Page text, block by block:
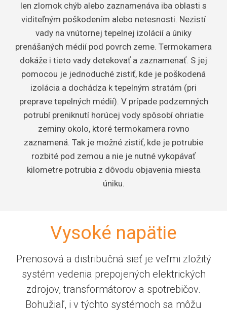
len zlomok chýb alebo zaznamenáva iba oblasti s
viditeľným poškodením alebo netesnosti. Nezistí
vady na vnútornej tepelnej izolácií a úniky
prenášaných médií pod povrch zeme. Termokamera
dokáže i tieto vady detekovať a zaznamenať. S jej
pomocou je jednoduché zistiť, kde je poškodená
izolácia a dochádza k tepelným stratám (pri
preprave tepelných médií). V prípade podzemných
potrubí preniknutí horúcej vody spôsobí ohriatie
zeminy okolo, ktoré termokamera rovno
zaznamená. Tak je možné zistiť, kde je potrubie
rozbité pod zemou a nie je nutné vykopávať
kilometre potrubia z dôvodu objavenia miesta
úniku.
Vysoké napätie
Prenosová a distribučná sieť je veľmi zložitý
systém vedenia prepojených elektrických
zdrojov, transformátorov a spotrebičov.
Bohužiaľ, i v týchto systémoch sa môžu